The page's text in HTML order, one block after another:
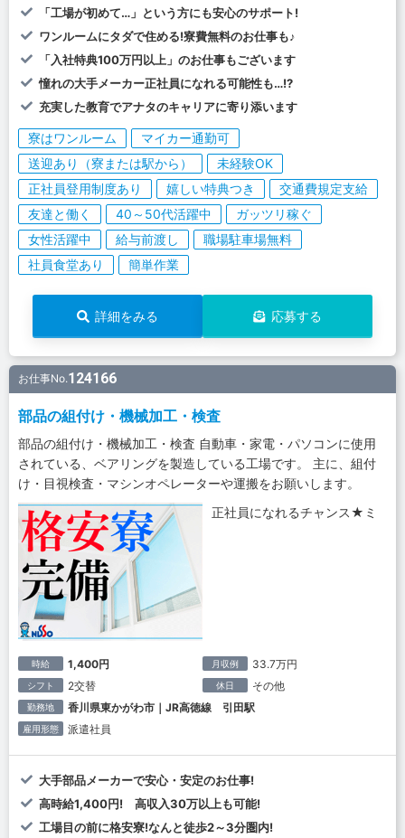
「工場が初めて…」という方にも安心のサポート!
ワンルームにタダで住める!寮費無料のお仕事も♪
「入社特典100万円以上」のお仕事もございます
憧れの大手メーカー正社員になれる可能性も…!?
充実した教育でアナタのキャリアに寄り添います
寮はワンルーム
マイカー通勤可
送迎あり（寮または駅から）
未経験OK
正社員登用制度あり
嬉しい特典つき
交通費規定支給
友達と働く
40～50代活躍中
ガッツリ稼ぐ
女性活躍中
給与前渡し
職場駐車場無料
社員食堂あり
簡単作業
詳細をみる 応募する
お仕事No.124166
部品の組付け・機械加工・検査
部品の組付け・機械加工・検査 自動車・家電・パソコンに使用
されている、ベアリングを製造している工場です。 主に、組付
け・目視検査・マシンオペレーターや運搬をお願いします。
正社員になれるチャンス★ミ
時給 1,400円 月収例 33.7万円
シフト 2交替 休日 その他
勤務地 香川県東かがわ市｜JR高徳線 引田駅
雇用形態 派遣社員
大手部品メーカーで安心・安定のお仕事!
高時給1,400円! 高収入30万以上も可能!
工場目の前に格安寮!なんと徒歩2～3分圏内!